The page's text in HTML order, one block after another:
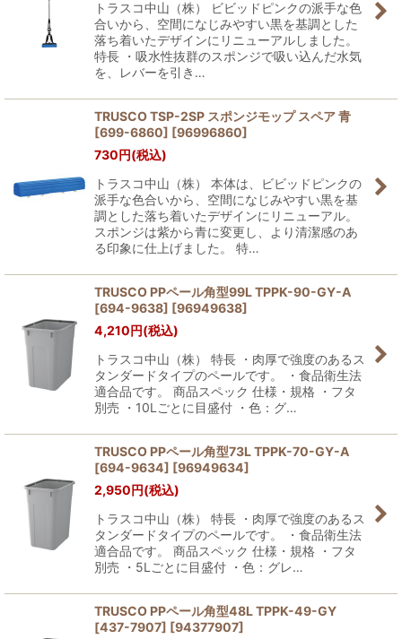
トラスコ中山（株） ビビッドピンクの派手な色
合いから、空間になじみやすい黒を基調とした
落ち着いたデザインにリニューアルしました。
特長 ・吸水性抜群のスポンジで吸い込んだ水気
を、レバーを引き…
TRUSCO TSP-2SP スポンジモップ スペア 青
[699-6860] [96996860]
730円(税込)
トラスコ中山（株） 本体は、ビビッドピンクの
派手な色合いから、空間になじみやすい黒を基
調とした落ち着いたデザインにリニューアル。
スポンジは紫から青に変更し、より清潔感のあ
る印象に仕上げました。 特…
TRUSCO PPペール角型99L TPPK-90-GY-A
[694-9638] [96949638]
4,210円(税込)
トラスコ中山（株） 特長 ・肉厚で強度のあるス
タンダードタイプのペールです。 ・食品衛生法
適合品です。 商品スペック 仕様・規格 ・フタ
別売 ・10Lごとに目盛付 ・色：グ…
TRUSCO PPペール角型73L TPPK-70-GY-A
[694-9634] [96949634]
2,950円(税込)
トラスコ中山（株） 特長 ・肉厚で強度のあるス
タンダードタイプのペールです。 ・食品衛生法
適合品です。 商品スペック 仕様・規格 ・フタ
別売 ・5Lごとに目盛付 ・色：グレ…
TRUSCO PPペール角型48L TPPK-49-GY
[437-7907] [94377907]